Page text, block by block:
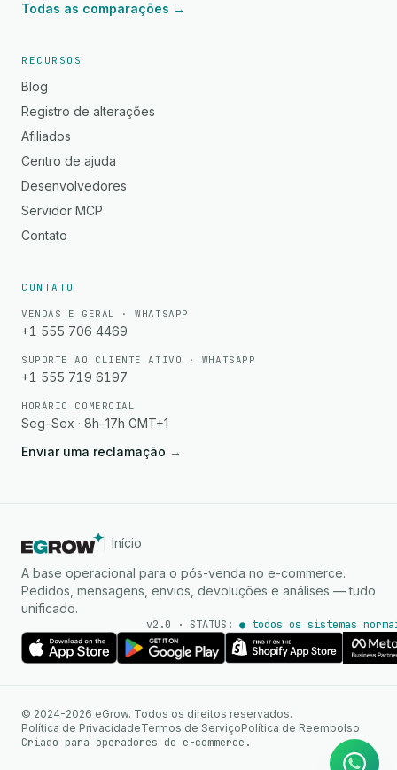
Todas as comparações →
RECURSOS
Blog
Registro de alterações
Afiliados
Centro de ajuda
Desenvolvedores
Servidor MCP
Contato
CONTATO
VENDAS E GERAL · WHATSAPP
+1 555 706 4469
SUPORTE AO CLIENTE ATIVO · WHATSAPP
+1 555 719 6197
HORÁRIO COMERCIAL
Seg–Sex · 8h–17h GMT+1
Enviar uma reclamação →
Início
A base operacional para o pós-venda no e-commerce.
Pedidos, mensagens, envios, devoluções e análises — tudo
unificado.
v2.0 · STATUS: ● todos os sistemas
© 2024-2026 eGrow. Todos os direitos reservados.
Política de PrivacidadeTermos de ServiçoPolítica de Reembolso
Criado para operadores de e-commerce.
WhatsApp